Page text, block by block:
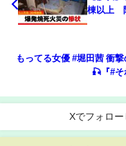
棟以上
もってる女優 #堀田茜 衝
🎣『#そ
Xでフォロー